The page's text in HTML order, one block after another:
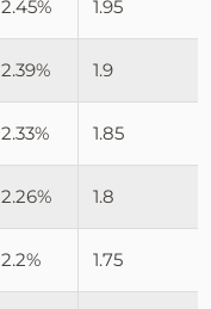
2.45% 1.95
2.39% 1.9
2.33% 1.85
2.26% 1.8
2.2% 1.75